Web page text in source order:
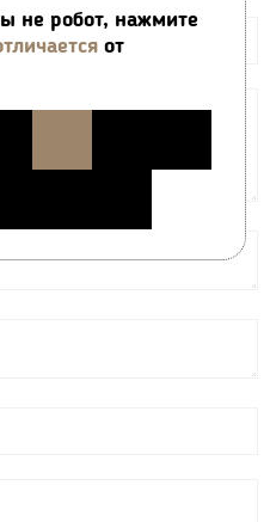
не робот, нажмите
от